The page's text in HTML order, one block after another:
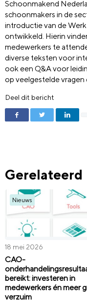
Schoonmakend
schoonmakers in de
introductie van de
ontwikkeld. Hierin
medewerkers te
diverse teksten voor
ook een Q&A voor
op veelgestelde vragen
Deel dit bericht
Gerelateerd
Nieuws
18 mei 2026
CAO-
bereikt: investeren in
medewerkers én meer
verzuim